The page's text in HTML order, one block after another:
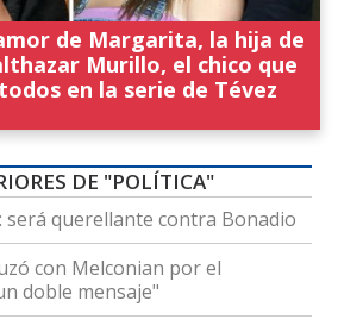
de Margarita, la hija de
Murillo, el chico que
en la serie de Tévez
DE "POLÍTICA"
será querellante contra Bonadio
con Melconian por el
doble mensaje"